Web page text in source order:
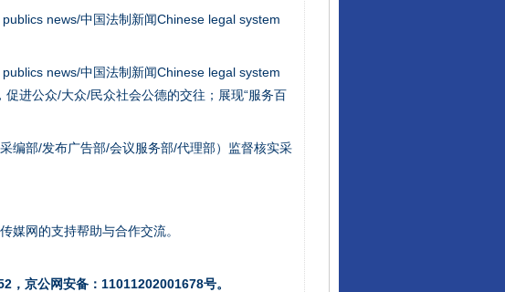
news/中国法制新闻Chinese legal system
news/中国法制新闻Chinese legal system
进公众/大众/民众社会公德的交往；展现“服务百
编部/发布广告部/会议服务部/代理部）监督核实采
媒网的支持帮助与合作交流。
，京公网安备：11011202001678号。